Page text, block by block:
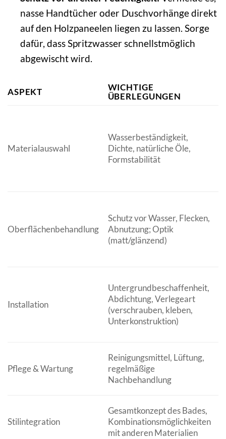
nasse Handtücher oder Duschvorhänge direkt
auf den Holzpaneelen liegen zu lassen. Sorge
dafür, dass Spritzwasser schnellstmöglich
abgewischt wird.
ASPEKT
WICHTIGE
ÜBERLEGUNGEN
Materialauswahl
Wasserbeständigkeit,
Dichte, natürliche Öle,
Formstabilität
Oberflächenbehandlung
Schutz vor Wasser, Flecken,
Abnutzung; Optik
(matt/glänzend)
Installation
Untergrundbeschaffenheit,
Abdichtung, Verlegeart
(verschrauben, kleben,
Unterkonstruktion)
Pflege & Wartung
Reinigungsmittel, Lüftung,
regelmäßige
Nachbehandlung
Stilintegration
Gesamtkonzept des Bades,
Kombinationsmöglichkeiten
mit anderen Materialien